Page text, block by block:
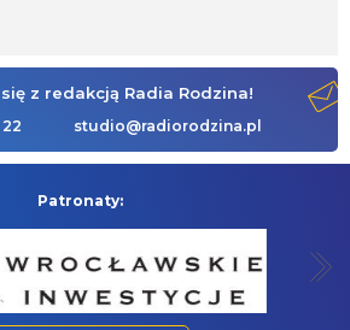
z redakcją Radia Rodzina!
studio@radiorodzina.pl
Patronaty: